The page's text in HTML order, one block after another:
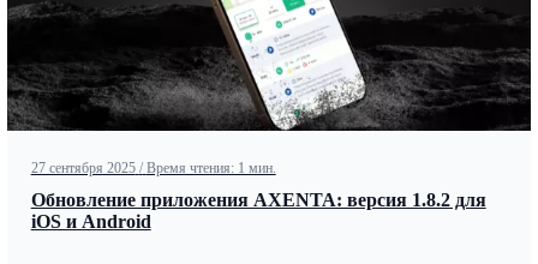
27 сентября 2025 / Время чтения: 1 мин.
Обновление приложения AXENTA: версия 1.8.2 для
iOS и Android